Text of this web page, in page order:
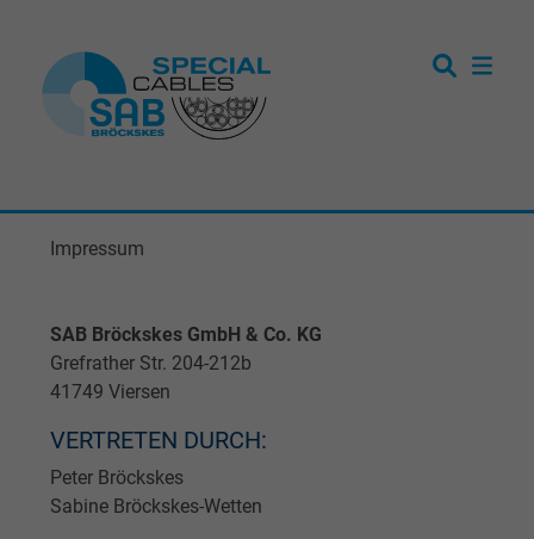
Impressum
SAB Bröckskes GmbH & Co. KG
Grefrather Str. 204-212b
41749 Viersen
VERTRETEN DURCH:
Peter Bröckskes
Sabine Bröckskes-Wetten